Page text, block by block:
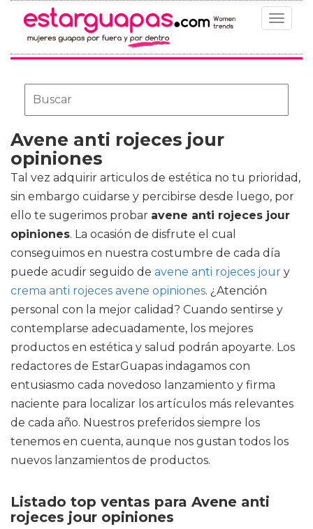
Toggle
Avene anti rojeces jour
opiniones
Tal vez adquirir articulos de estética no tu prioridad,
sin embargo cuidarse y percibirse desde luego, por
ello te sugerimos probar avene anti rojeces jour
opiniones. La ocasión de disfrute el cual
conseguimos en nuestra costumbre de cada día
puede acudir seguido de avene anti rojeces jour y
crema anti rojeces avene opiniones. ¿Atención
personal con la mejor calidad? Cuando sentirse y
contemplarse adecuadamente, los mejores
productos en estética y salud podrán apoyarte. Los
redactores de EstarGuapas indagamos con
entusiasmo cada novedoso lanzamiento y firma
naciente para localizar los artículos más relevantes
de cada año. Nuestros preferidos siempre los
tenemos en cuenta, aunque nos gustan todos los
nuevos lanzamientos de productos.
Listado top ventas para Avene anti
rojeces jour opiniones